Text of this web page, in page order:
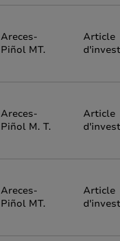
Areces-
Piñol MT.
Article
Areces-
Piñol M. T.
Article
Areces-
Piñol MT.
Article